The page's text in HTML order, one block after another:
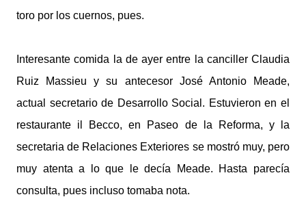
toro por los cuernos, pues.
Interesante comida la de ayer entre la canciller Claudia
Ruiz Massieu y su antecesor José Antonio Meade,
actual secretario de Desarrollo Social. Estuvieron en el
restaurante il Becco, en Paseo de la Reforma, y la
secretaria de Relaciones Exteriores se mostró muy, pero
muy atenta a lo que le decía Meade. Hasta parecía
consulta, pues incluso tomaba nota.